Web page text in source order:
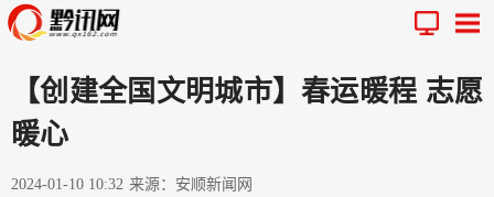
【创建全国文明城市】春运暖程 志愿
暖心
2024-01-10 10:32 来源：安顺新闻网